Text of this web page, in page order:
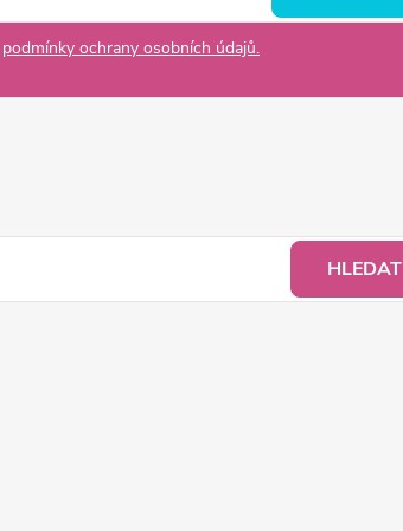
podmínky ochrany osobních údajů.
HLEDAT